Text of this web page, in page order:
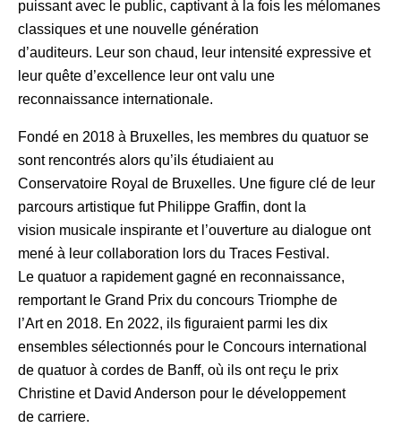
puissant avec le public, captivant à la fois les mélomanes
classiques et une nouvelle génération
d’auditeurs. Leur son chaud, leur intensité expressive et
leur quête d’excellence leur ont valu une
reconnaissance internationale.
Fondé en 2018 à Bruxelles, les membres du quatuor se
sont rencontrés alors qu’ils étudiaient au
Conservatoire Royal de Bruxelles. Une figure clé de leur
parcours artistique fut Philippe Graffin, dont la
vision musicale inspirante et l’ouverture au dialogue ont
mené à leur collaboration lors du Traces Festival.
Le quatuor a rapidement gagné en reconnaissance,
remportant le Grand Prix du concours Triomphe de
l’Art en 2018. En 2022, ils figuraient parmi les dix
ensembles sélectionnés pour le Concours international
de quatuor à cordes de Banff, où ils ont reçu le prix
Christine et David Anderson pour le développement
de carriere.